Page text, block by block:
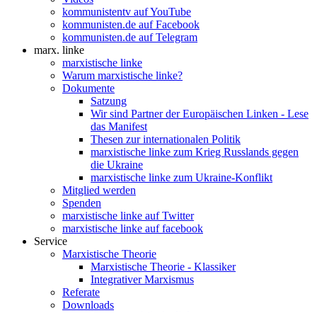
kommunistentv auf YouTube
kommunisten.de auf Facebook
kommunisten.de auf Telegram
marx. linke
marxistische linke
Warum marxistische linke?
Dokumente
Satzung
Wir sind Partner der Europäischen Linken - Lese
das Manifest
Thesen zur internationalen Politik
marxistische linke zum Krieg Russlands gegen
die Ukraine
marxistische linke zum Ukraine-Konflikt
Mitglied werden
Spenden
marxistische linke auf Twitter
marxistische linke auf facebook
Service
Marxistische Theorie
Marxistische Theorie - Klassiker
Integrativer Marxismus
Referate
Downloads